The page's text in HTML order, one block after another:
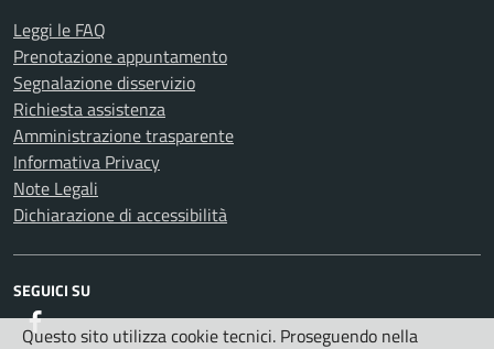
Leggi le FAQ
Prenotazione appuntamento
Segnalazione disservizio
Richiesta assistenza
Amministrazione trasparente
Informativa Privacy
Note Legali
Dichiarazione di accessibilità
SEGUICI SU
Facebook
Questo sito utilizza cookie tecnici. Proseguendo nella